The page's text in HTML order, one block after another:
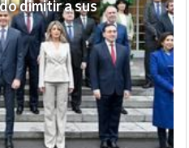
dimitir a sus